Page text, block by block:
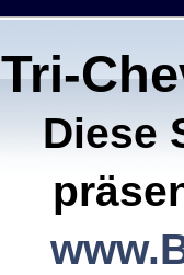
Tri-
Diese